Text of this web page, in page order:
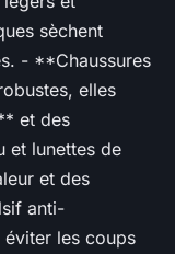
sèchent
- **Chaussures
elles
et des
et lunettes de
et des
anti-
les coups